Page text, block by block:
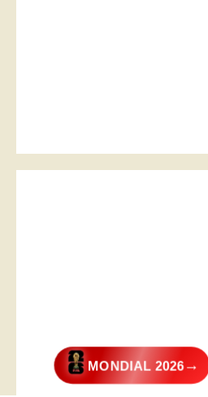
MONDIAL 2026→